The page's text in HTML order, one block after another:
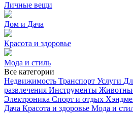
Личные вещи
Дом и Дача
Красота и здоровье
Мода и стиль
Все категории
Недвижимость Транспорт Услуги
развлечения Инструменты
Электроника Спорт и отдых
Дача Красота и здоровье Мода и